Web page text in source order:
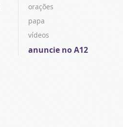
orações
papa
vídeos
anuncie no A12